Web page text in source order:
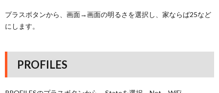
プラスボタンから、画面→画面の明るさを選択し、家ならば25など
にします。
PROFILES